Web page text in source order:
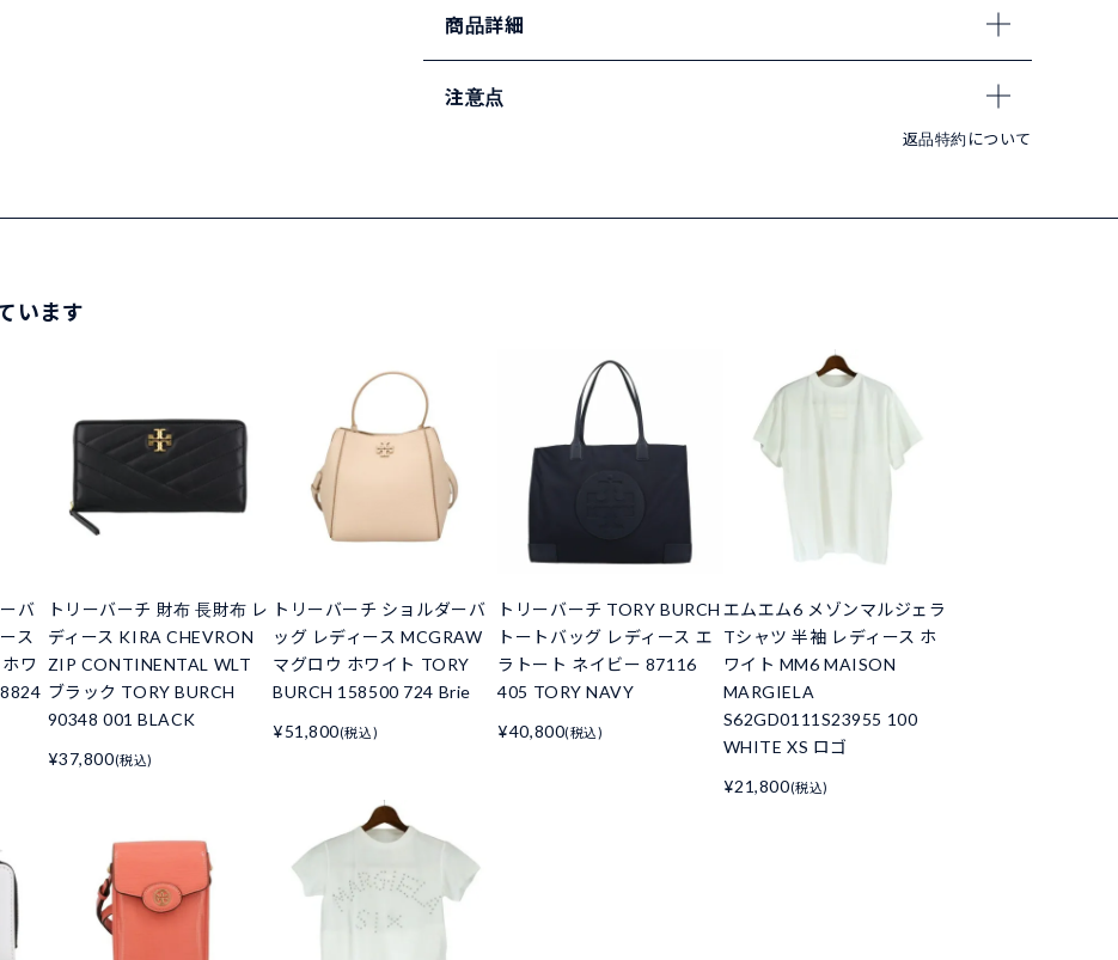
商品詳細
注意点
返品特約について
います
バ
ス
ワ
トリーバーチ 財布 長財布 レ
ディース KIRA CHEVRON
ZIP CONTINENTAL WLT
ブラック TORY BURCH
90348 001 BLACK
¥37,800(税込)
トリーバーチ ショルダーバ
ッグ レディース MCGRAW
マグロウ ホワイト TORY
BURCH 158500 724 Brie
¥51,800(税込)
トリーバーチ TORY BURCH
トートバッグ レディース エ
ラトート ネイビー 87116
405 TORY NAVY
¥40,800(税込)
エムエム6 メゾンマルジェラ
Tシャツ 半袖 レディース ホ
ワイト MM6 MAISON
MARGIELA
S62GD0111S23955 100
WHITE XS ロゴ
¥21,800(税込)